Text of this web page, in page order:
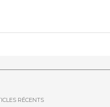
RÉCENTS